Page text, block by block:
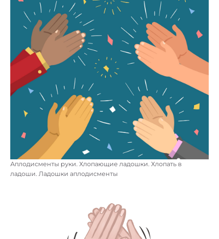
Аплодисменты руки. Хлопающие ладошки. Хлопать в
ладоши. Ладошки аплодисменты